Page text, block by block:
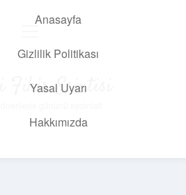
Anasayfa
Gizlilik Politikası
Yasal Uyarı
Hakkımızda
Fikir Esintisi